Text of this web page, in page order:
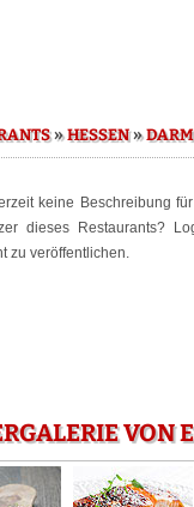
»HESSEN»
keine Beschreibung
dieses Restaurants?
zu veröffentlichen.
VON